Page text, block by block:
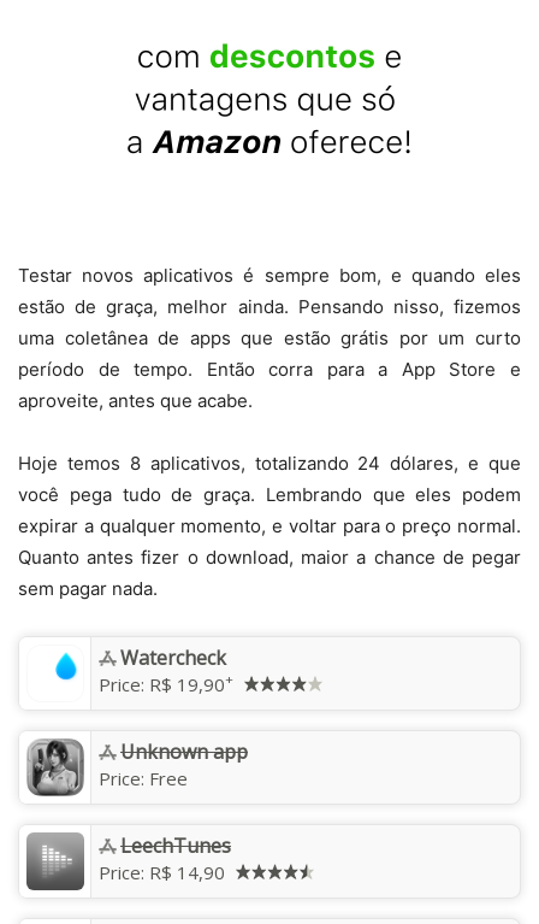
Testar novos aplicativos é sempre bom, e quando eles
estão de graça, melhor ainda. Pensando nisso, fizemos
uma coletânea de apps que estão grátis por um curto
período de tempo. Então corra para a App Store e
aproveite, antes que acabe.
Hoje temos 8 aplicativos, totalizando 24 dólares, e que
você pega tudo de graça. Lembrando que eles podem
expirar a qualquer momento, e voltar para o preço normal.
Quanto antes fizer o download, maior a chance de pegar
sem pagar nada.
Watercheck
Price: R$ 19,90+
Unknown app
Price: Free
‎LeechTunes
Price: R$ 14,90